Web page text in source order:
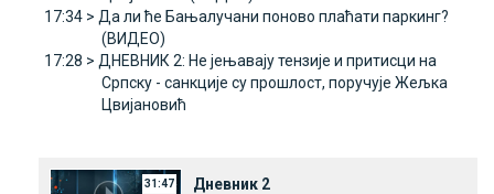
17:34 > Да ли ће Бањалучани поново плаћати паркинг?
(ВИДЕО)
17:28 > ДНЕВНИК 2: Не јењавају тензије и притисци на
Српску - санкције су прошлост, поручује Жељка
Цвијановић
31:47
Дневник 2